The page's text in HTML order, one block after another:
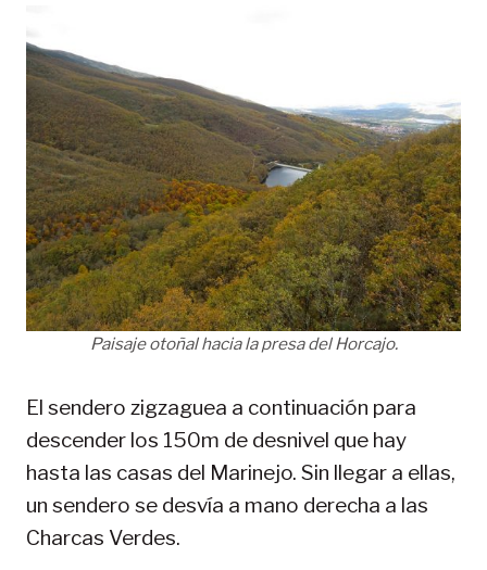
Paisaje otoñal hacia la presa del Horcajo.
El sendero zigzaguea a continuación para
descender los 150m de desnivel que hay
hasta las casas del Marinejo. Sin llegar a ellas,
un sendero se desvía a mano derecha a las
Charcas Verdes.